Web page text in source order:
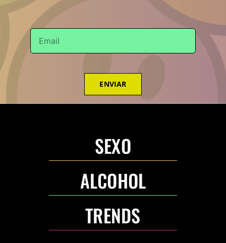
ENVIAR
SEXO
ALCOHOL
TRENDS